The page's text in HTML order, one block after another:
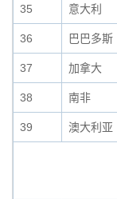
35 意大利
36 巴巴多斯
37 加拿大
38 南非
39 澳大利亚